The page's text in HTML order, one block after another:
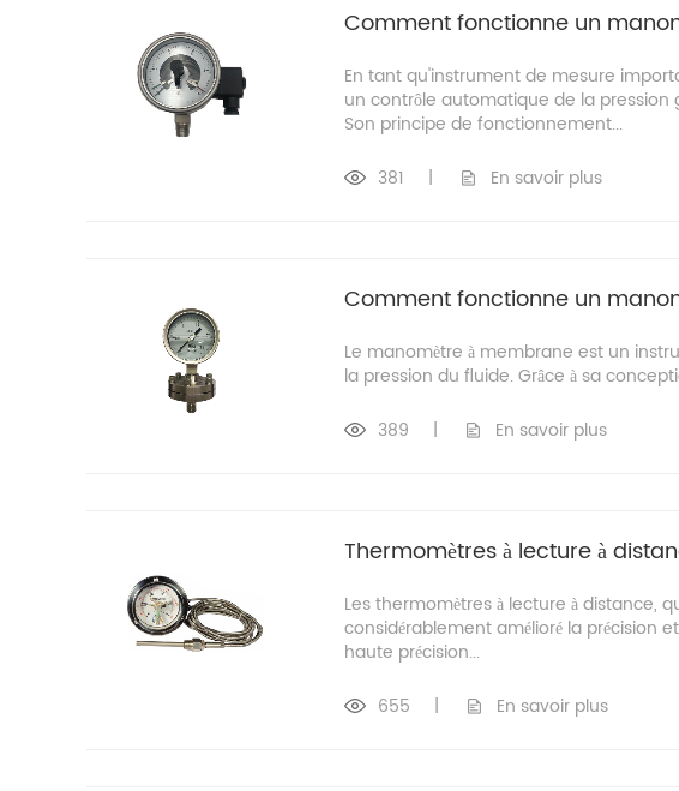
Comment fonctionne un
En tant qu'instrument de mesure
un contrôle automatique de la pression
Son principe de fonctionnement...
381 | En savoir plus
Comment fonctionne un
Le manomètre à membrane est un
la pression du fluide. Grâce à sa
389 | En savoir plus
Thermomètres à lecture à
Les thermomètres à lecture à distance,
considérablement amélioré la précision
haute précision...
655 | En savoir plus